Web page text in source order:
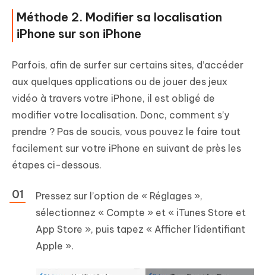
Méthode 2. Modifier sa localisation
iPhone sur son iPhone
Parfois, afin de surfer sur certains sites, d’accéder
aux quelques applications ou de jouer des jeux
vidéo à travers votre iPhone, il est obligé de
modifier votre localisation. Donc, comment s’y
prendre ? Pas de soucis, vous pouvez le faire tout
facilement sur votre iPhone en suivant de près les
étapes ci-dessous.
Pressez sur l’option de « Réglages »,
sélectionnez « Compte » et « iTunes Store et
App Store », puis tapez « Afficher l’identifiant
Apple ».